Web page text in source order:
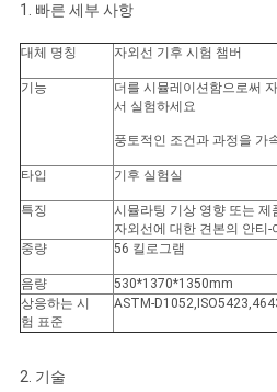
인
용
요
구
하
세
요
1. 빠른 세부 사항
대체 명칭 자외선 기후 시험 챔버
기능
더를 시뮬레이션함으로써
서 실험하세요
풍토적인 조건과 과정을 가
타입 기후 실험실
특징
시뮬라팅 기상 영향 또는 제
자외선에 대한 견본의 안티-
중량
56 킬로그램
음량
530*1370*1350mm
상응하는 시
험 표준
ASTM-
2. 기술